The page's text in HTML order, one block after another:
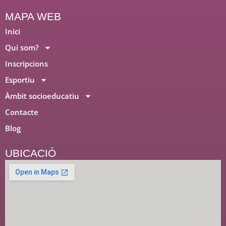
UBICACIÓ
MAPA WEB
Inici
Qui som?
Inscripcions
Esportiu
Àmbit socioeducatiu
Contacte
Blog